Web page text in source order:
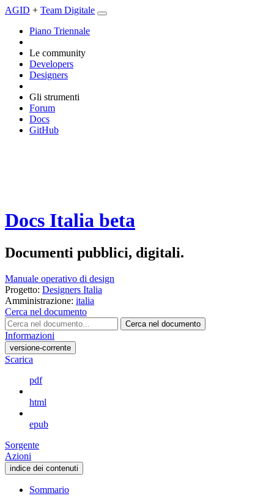
AGID + Team Digitale
Piano Triennale
Le community
Developers
Designers
Gli strumenti
Forum
Docs
GitHub
Docs Italia beta
Documenti pubblici, digitali.
Manuale operativo di design
Progetto: Designers Italia
Amministrazione: italia
Cerca nel documento
Cerca nel documento
Informazioni
versione-corrente
Scarica
pdf
html
epub
Sorgente
Azioni
indice dei contenuti
Sommario